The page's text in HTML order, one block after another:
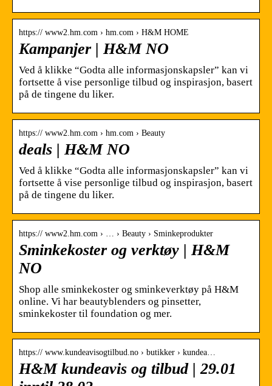
https:// www2.hm.com › hm.com › H&M HOME
Kampanjer | H&M NO
Ved å klikke “Godta alle informasjonskapsler” kan vi
fortsette å vise personlige tilbud og inspirasjon, basert
på de tingene du liker.
https:// www2.hm.com › hm.com › Beauty
deals | H&M NO
Ved å klikke “Godta alle informasjonskapsler” kan vi
fortsette å vise personlige tilbud og inspirasjon, basert
på de tingene du liker.
https:// www2.hm.com › … › Beauty › Sminkeprodukter
Sminkekoster og verktøy | H&M
NO
Shop alle sminkekoster og sminkeverktøy på H&M
online. Vi har beautyblenders og pinsetter,
sminkekoster til foundation og mer.
https:// www.kundeavisogtilbud.no › butikker › kundea…
H&M kundeavis og tilbud | 29.01